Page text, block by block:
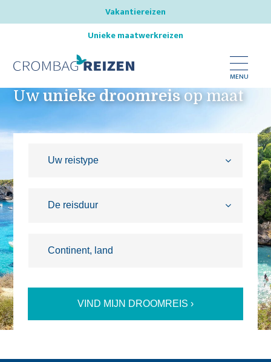
Vakantiereizen
Unieke maatwerkreizen
MENU
Onze reisspecialisten
Contact
Zoeken
Uwunieke droomreisop maat
VIND MIJN DROOMREIS ›